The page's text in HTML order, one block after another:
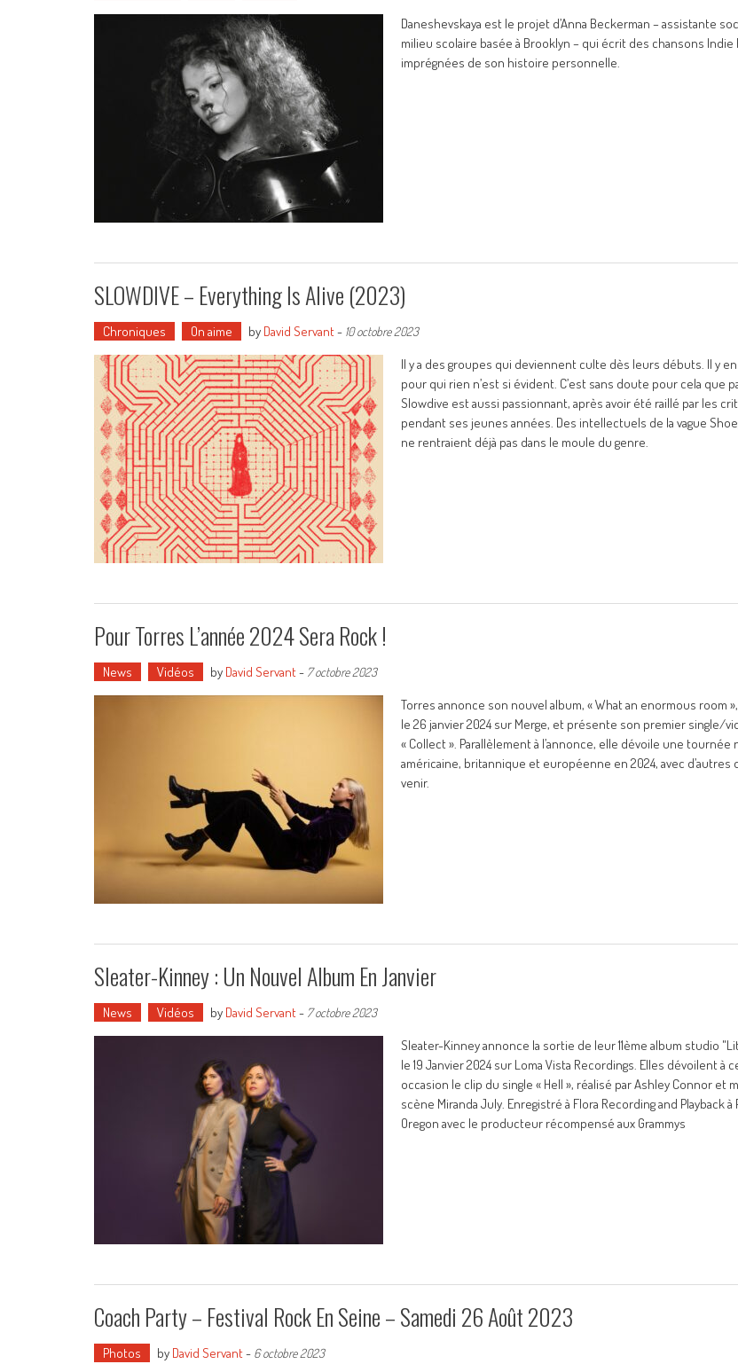
Daneshevskaya est le projet d’Anna Beckerman – assistante
milieu scolaire basée à Brooklyn – qui écrit des chansons Indie
imprégnées de son histoire personnelle.
SLOWDIVE – Everything Is Alive (2023)
Chroniques On aime by David Servant- 10 octobre 2023
Il y a des groupes qui deviennent culte dès leurs débuts. Il y en
pour qui rien n’est si évident. C’est sans doute pour cela que
Slowdive est aussi passionnant, après avoir été raillé par les
pendant ses jeunes années. Des intellectuels de la vague
ne rentraient déjà pas dans le moule du genre.
Pour Torres L’année 2024 Sera Rock !
News Vidéos by David Servant- 7 octobre 2023
Torres annonce son nouvel album, « What an enormous room
le 26 janvier 2024 sur Merge, et présente son premier single/
« Collect ». Parallèlement à l’annonce, elle dévoile une tournée
américaine, britannique et européenne en 2024, avec d’autres
venir.
Sleater-Kinney : Un Nouvel Album En Janvier
News Vidéos by David Servant- 7 octobre 2023
Sleater-Kinney annonce la sortie de leur 11ème album studio
le 19 Janvier 2024 sur Loma Vista Recordings. Elles dévoilent à
occasion le clip du single « Hell », réalisé par Ashley Connor et
scène Miranda July. Enregistré à Flora Recording and Playback à
Oregon avec le producteur récompensé aux Grammys
Coach Party – Festival Rock En Seine – Samedi 26 Août 2023
Photos by David Servant- 6 octobre 2023